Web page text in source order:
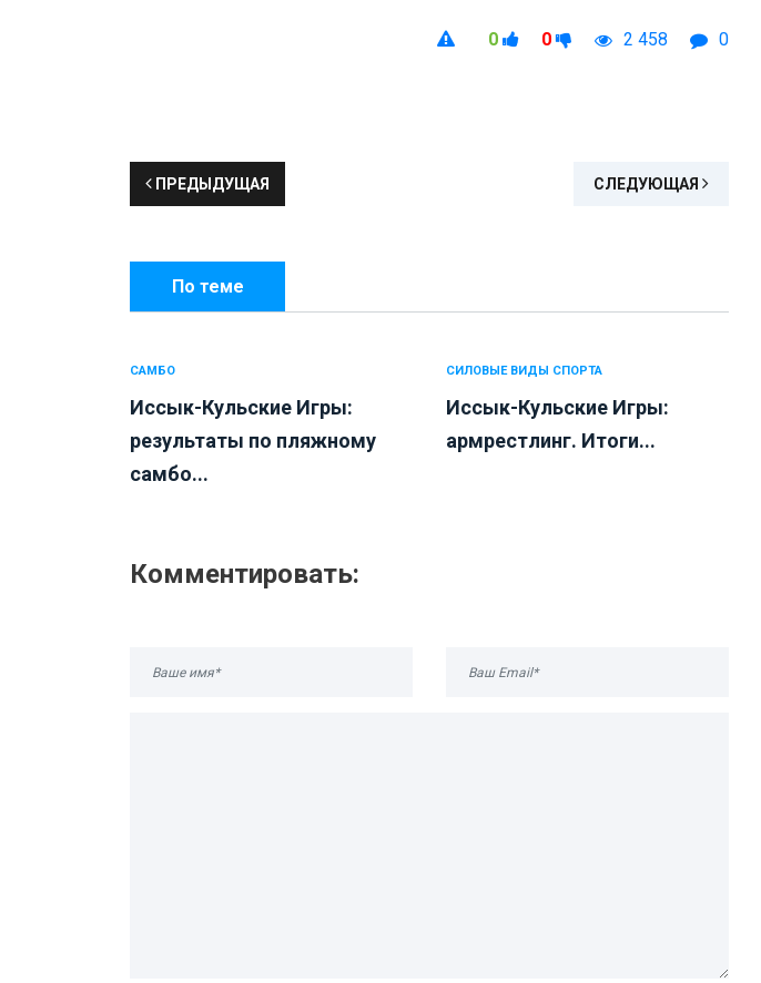
0 0 2 458 0
ПРЕДЫДУЩАЯ СЛЕДУЮЩАЯ
По теме
САМБО
Иссык-Кульские Игры:
результаты по пляжному
самбо...
СИЛОВЫЕ ВИДЫ СПОРТА
Иссык-Кульские Игры:
армрестлинг. Итоги...
Комментировать: